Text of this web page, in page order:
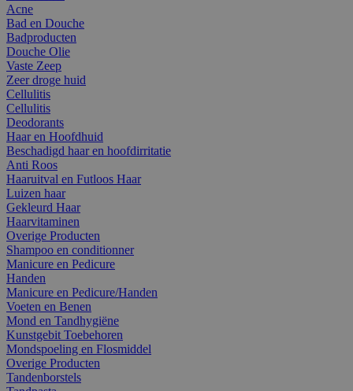
Acne
Bad en Douche
Badproducten
Douche Olie
Vaste Zeep
Zeer droge huid
Cellulitis
Cellulitis
Deodorants
Haar en Hoofdhuid
Beschadigd haar en hoofdirritatie
Anti Roos
Haaruitval en Futloos Haar
Luizen haar
Gekleurd Haar
Haarvitaminen
Overige Producten
Shampoo en conditionner
Manicure en Pedicure
Handen
Manicure en Pedicure/Handen
Voeten en Benen
Mond en Tandhygiëne
Kunstgebit Toebehoren
Mondspoeling en Flosmiddel
Overige Producten
Tandenborstels